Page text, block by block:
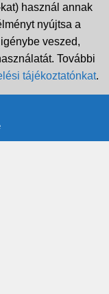
használ annak
nyújtsa a
veszed,
További
tájékoztatónkat.